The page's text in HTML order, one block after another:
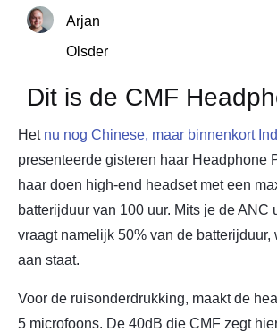
Arjan
Olsder
Dit is de CMF
Het nu nog Chinese, maar binnenkort
presenteerde gisteren haar Headphone
haar doen high-end headset met een
batterijduur van 100 uur. Mits je de ANC
vraagt namelijk 50% van de batterijduur,
aan staat.
Voor de ruisonderdrukking, maakt de
5 microfoons. De 40dB die CMF zegt